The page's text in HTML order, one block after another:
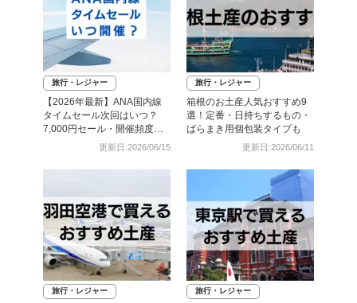
旅行・レジャー
【2026年最新】ANA国内線
タイムセール次回はいつ？
7,000円セール・開催頻度・
予約攻略まとめ更新日:2026/06/15
旅行・レジャー
箱根のお土産人気おすすめ9
選！定番・日持ちするもの・
ばらまき用個包装タイプも
更新日:2026/06/11
旅行・レジャー 旅行・レジャー